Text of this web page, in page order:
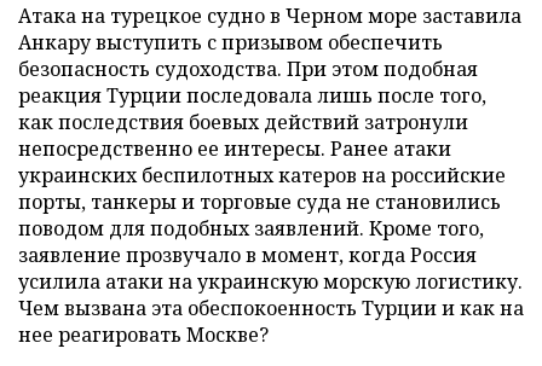
Атака на турецкое судно в Черном море заставила
Анкару выступить с призывом обеспечить
безопасность судоходства. При этом подобная
реакция Турции последовала лишь после того,
как последствия боевых действий затронули
непосредственно ее интересы. Ранее атаки
украинских беспилотных катеров на российские
порты, танкеры и торговые суда не становились
поводом для подобных заявлений. Кроме того,
заявление прозвучало в момент, когда Россия
усилила атаки на украинскую морскую логистику.
Чем вызвана эта обеспокоенность Турции и как на
нее реагировать Москве?